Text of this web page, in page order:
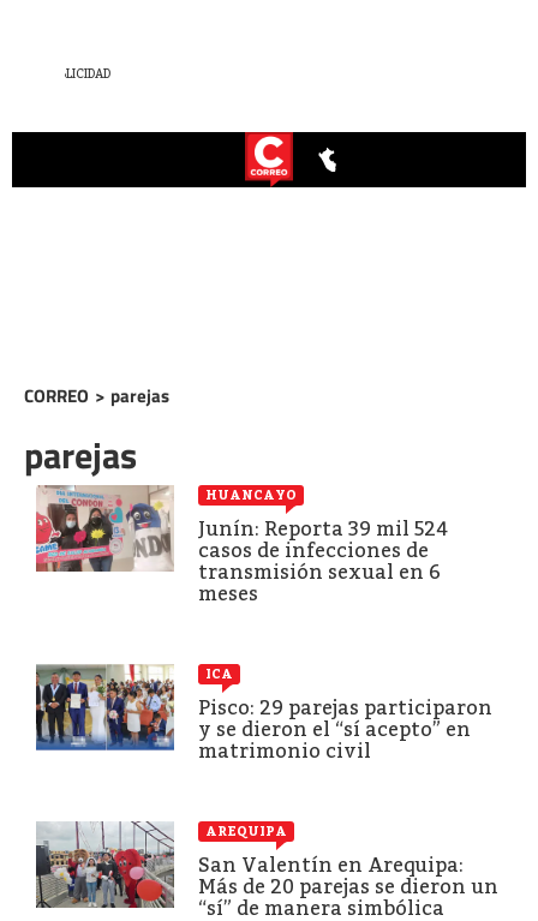
CORREO > parejas
parejas
HUANCAYO
Junín: Reporta 39 mil 524
casos de infecciones de
transmisión sexual en 6
meses
ICA
Pisco: 29 parejas participaron
y se dieron el “sí acepto” en
matrimonio civil
AREQUIPA
San Valentín en Arequipa:
Más de 20 parejas se dieron un
“sí” de manera simbólica